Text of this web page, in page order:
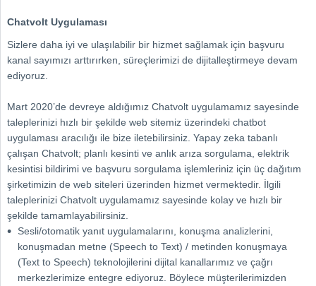
Chatvolt Uygulaması
Sizlere daha iyi ve ulaşılabilir bir hizmet sağlamak için başvuru
kanal sayımızı arttırırken, süreçlerimizi de dijitalleştirmeye devam
ediyoruz.
Mart 2020’de devreye aldığımız Chatvolt uygulamamız sayesinde
taleplerinizi hızlı bir şekilde web sitemiz üzerindeki chatbot
uygulaması aracılığı ile bize iletebilirsiniz. Yapay zeka tabanlı
çalışan Chatvolt; planlı kesinti ve anlık arıza sorgulama, elektrik
kesintisi bildirimi ve başvuru sorgulama işlemleriniz için üç dağıtım
şirketimizin de web siteleri üzerinden hizmet vermektedir. İlgili
taleplerinizi Chatvolt uygulamamız sayesinde kolay ve hızlı bir
şekilde tamamlayabilirsiniz.
Sesli/otomatik yanıt uygulamalarını, konuşma analizlerini,
konuşmadan metne (Speech to Text) / metinden konuşmaya
(Text to Speech) teknolojilerini dijital kanallarımız ve çağrı
merkezlerimize entegre ediyoruz. Böylece müşterilerimizden